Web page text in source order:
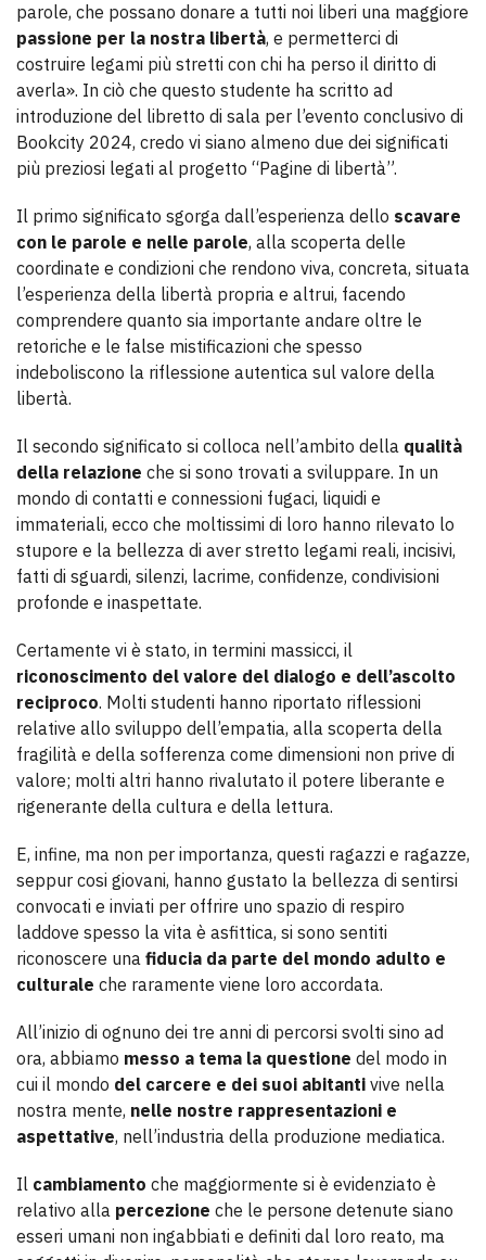
parole, che possano donare a tutti noi liberi una maggiore
passione per la nostra libertà, e permetterci di
costruire legami più stretti con chi ha perso il diritto di
averla». In ciò che questo studente ha scritto ad
introduzione del libretto di sala per l’evento conclusivo di
Bookcity 2024, credo vi siano almeno due dei significati
più preziosi legati al progetto “Pagine di libertà”.
Il primo significato sgorga dall’esperienza dello scavare
con le parole e nelle parole, alla scoperta delle
coordinate e condizioni che rendono viva, concreta, situata
l’esperienza della libertà propria e altrui, facendo
comprendere quanto sia importante andare oltre le
retoriche e le false mistificazioni che spesso
indeboliscono la riflessione autentica sul valore della
libertà.
Il secondo significato si colloca nell’ambito della qualità
della relazione che si sono trovati a sviluppare. In un
mondo di contatti e connessioni fugaci, liquidi e
immateriali, ecco che moltissimi di loro hanno rilevato lo
stupore e la bellezza di aver stretto legami reali, incisivi,
fatti di sguardi, silenzi, lacrime, confidenze, condivisioni
profonde e inaspettate.
Certamente vi è stato, in termini massicci, il
riconoscimento del valore del dialogo e dell’ascolto
reciproco. Molti studenti hanno riportato riflessioni
relative allo sviluppo dell’empatia, alla scoperta della
fragilità e della sofferenza come dimensioni non prive di
valore; molti altri hanno rivalutato il potere liberante e
rigenerante della cultura e della lettura.
E, infine, ma non per importanza, questi ragazzi e ragazze,
seppur cosi giovani, hanno gustato la bellezza di sentirsi
convocati e inviati per offrire uno spazio di respiro
laddove spesso la vita è asfittica, si sono sentiti
riconoscere una fiducia da parte del mondo adulto e
culturale che raramente viene loro accordata.
All’inizio di ognuno dei tre anni di percorsi svolti sino ad
ora, abbiamo messo a tema la questione del modo in
cui il mondo del carcere e dei suoi abitanti vive nella
nostra mente, nelle nostre rappresentazioni e
aspettative, nell’industria della produzione mediatica.
Il cambiamento che maggiormente si è evidenziato è
relativo alla percezione che le persone detenute siano
esseri umani non ingabbiati e definiti dal loro reato, ma